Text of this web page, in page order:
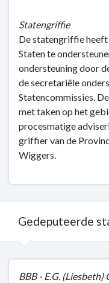
Statengriffie
De statengriffie
Staten te
ondersteuning door
de secretariële
Statencommissies.
met taken op het
procesmatige
griffier van de
Wiggers.
Gedeputeerde
BBB - E.G. (Liesbeth)